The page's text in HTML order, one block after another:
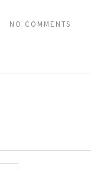
NO COMMENTS